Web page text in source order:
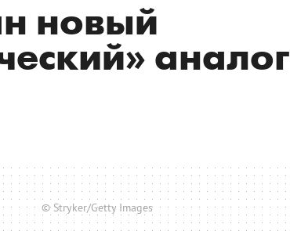
новый
аналог
© Stryker/Getty Images